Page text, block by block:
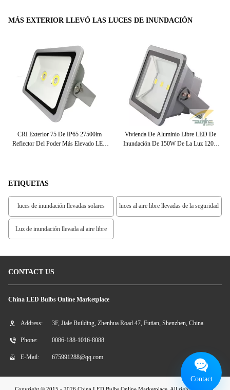
MÁS EXTERIOR LLEVÓ LAS LUCES DE INUNDACIÓN
CRI Exterior 75 De IP65 27500lm
Reflector Del Poder Más Elevado LED
Vivienda De Aluminio Libre LED De
Inundación De 150W De La Luz 120D
ETIQUETAS
luces de inundación llevadas solares luces al aire libre llevadas de la seguridad
Luz de inundación llevada al aire libre
CONTACT US
China LED Bulbs Online Marketplace
Address: 3F, Jiale Building, Zhenhua Road 47, Futian, Shenzhen, China
Phone: 0086-188-1016-8088
E-Mail: 675991288@qq.com
Contact